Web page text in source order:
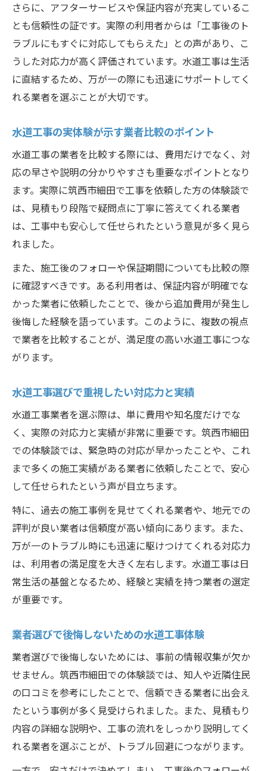
さらに、アフターサービスや保証内容が充実しているこ
とも信頼性の証です。実際の利用者からは「工事後のト
ラブルにもすぐに対応してもらえた」との声があり、こ
うした対応力が高く評価されています。水道工事は生活
に直結するため、万が一の際にも迅速にサポートしてく
れる業者を選ぶことが大切です。
水道工事の実体験が示す業者比較のポイント
水道工事の業者を比較する際には、費用だけでなく、対
応の早さや説明の分かりやすさも重要なポイントとなり
ます。実際に筑西市細田で工事を依頼した方の体験談で
は、見積もり段階で疑問点に丁寧に答えてくれる業者
は、工事中も安心して任せられたという意見が多く見ら
れました。
また、施工後のフォローや保証期間についても比較の際
に確認すべきです。ある利用者は、保証内容が明確でな
かった業者に依頼したことで、後から追加費用が発生し
後悔した経験を語っています。このように、複数の視点
で業者を比較することが、満足度の高い水道工事につな
がります。
水道工事選びで重視したい対応力と実績
水道工事業者を選ぶ際は、単に費用や知名度だけでな
く、実際の対応力と実績が非常に重要です。筑西市細田
での体験談では、緊急時の対応が早かったことや、これ
まで多くの施工実績がある業者に依頼したことで、安心
して任せられたという声が目立ちます。
特に、過去の施工事例を見せてくれる業者や、地元での
評判が良い業者は信頼度が高い傾向にあります。また、
万が一のトラブル時にも迅速に駆けつけてくれる対応力
は、利用者の満足度を大きく左右します。水道工事は日
常生活の基盤となるため、経験と実績を持つ業者の選定
が重要です。
業者選びで後悔しないための水道工事体験
業者選びで後悔しないためには、事前の情報収集が欠か
せません。筑西市細田での体験談では、知人や近隣住民
の口コミを参考にしたことで、信頼できる業者に出会え
たという事例が多く見受けられました。また、見積もり
内容の詳細な説明や、工事の流れをしっかり説明してく
れる業者を選ぶことが、トラブル回避につながります。